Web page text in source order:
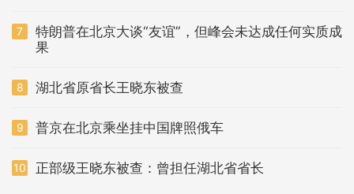
7
特朗普在北京大谈“友谊”，但峰会未达成任何实质成
果
8 湖北省原省长王晓东被查
9 普京在北京乘坐挂中国牌照俄车
10 正部级王晓东被查：曾担任湖北省省长